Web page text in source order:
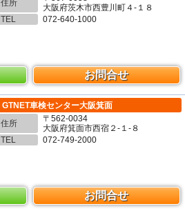
住所
大阪府茨木市西豊川町４-１８
TEL
072-640-1000
お問合せ
GTNET車検センター大阪箕面
住所
〒562-0034
大阪府箕面市西宿２-１-８
TEL
072-749-2000
お問合せ